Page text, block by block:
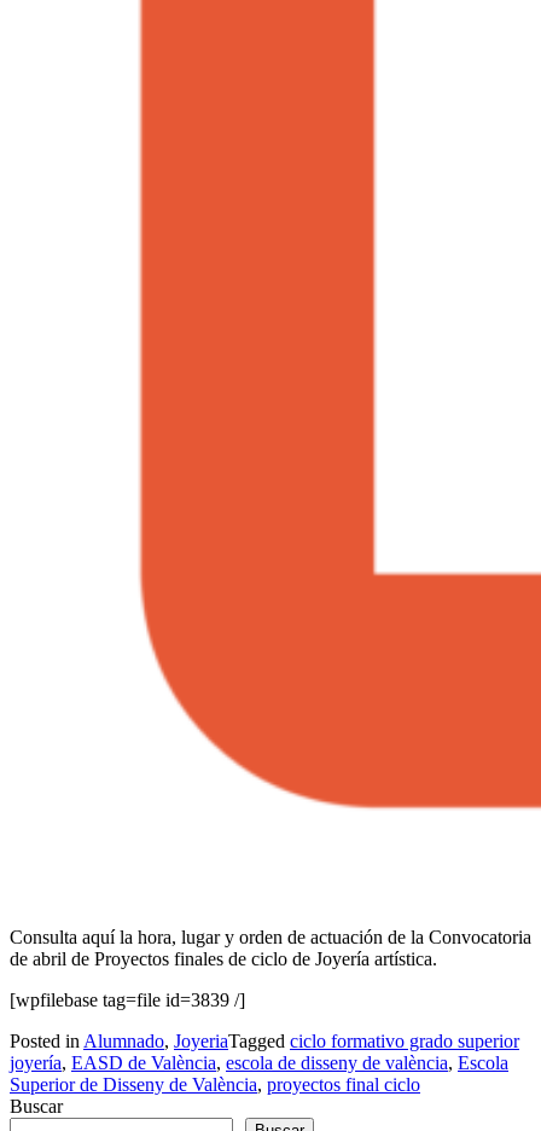
Consulta aquí la hora, lugar y orden de actuación de la Convocatoria
de abril de Proyectos finales de ciclo de Joyería artística.
[wpfilebase tag=file id=3839 /]
Posted in Alumnado, JoyeriaTagged ciclo formativo grado superior
joyería, EASD de València, escola de disseny de valència, Escola
Superior de Disseny de València, proyectos final ciclo
Buscar